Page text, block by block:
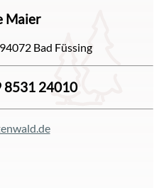
Maier
Bad Füssing
8531 24010